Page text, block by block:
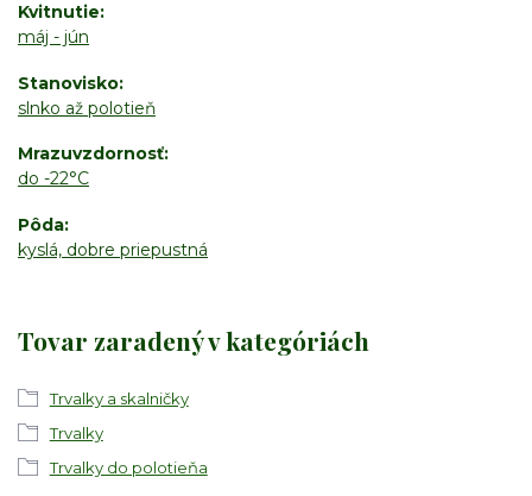
Kvitnutie
máj - jún
Stanovisko
slnko až polotieň
Mrazuvzdornosť
do -22°C
Pôda
kyslá, dobre priepustná
Tovar zaradený v kategóriách
Trvalky a skalničky
Trvalky
Trvalky do polotieňa